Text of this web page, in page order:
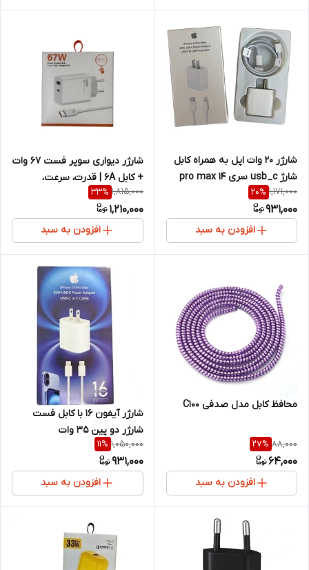
شارژر ۲۰ وات اپل به همراه کابل
شارژ usb_c سری 14 pro max
1,171,000
20%
931,000
افزودن به سبد
شارژر دیواری سوپر فست 67 وات
+ کابل 6A | قدرت، سرعت،
اطمینان
1,815,000
33%
1,210,000
افزودن به سبد
محافظ کابل مدل صدفی C100
88,000
27%
64,000
افزودن به سبد
شارژر آیفون 16 با کابل فست
شارژر دو پین 35 وات
1,050,000
11%
931,000
افزودن به سبد